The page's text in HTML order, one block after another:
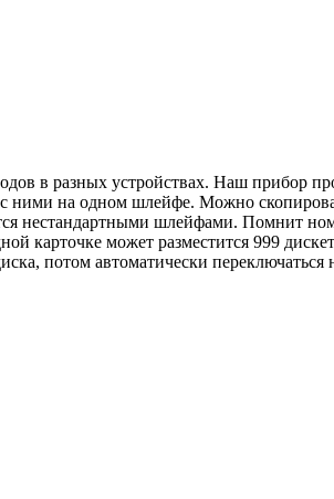
в разных устройствах. Наш прибор
с ними на одном шлейфе. Можно
нестандартными шлейфами. Помнит
карточке может разместится 999
потом автоматически